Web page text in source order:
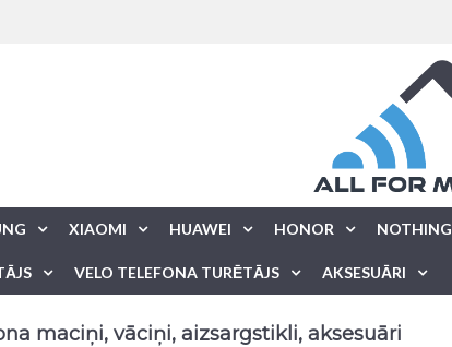
maciņi, vāciņi, aizsargstikli, aksesuāri
XIAOMI HUAWEI HONOR NOTHING
VELO TELEFONA TURĒTĀJS AKSESUĀRI